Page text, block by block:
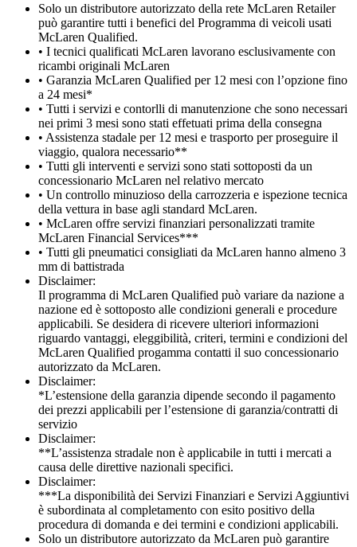
Solo un distributore autorizzato della rete McLaren Retailer
può garantire tutti i benefici del Programma di veicoli usati
McLaren Qualified.
• I tecnici qualificati McLaren lavorano esclusivamente con
ricambi originali McLaren
• Garanzia McLaren Qualified per 12 mesi con l’opzione fino
a 24 mesi*
• Tutti i servizi e contorlli di manutenzione che sono necessari
nei primi 3 mesi sono stati effetuati prima della consegna
• Assistenza stadale per 12 mesi e trasporto per proseguire il
viaggio, qualora necessario**
• Tutti gli interventi e servizi sono stati sottoposti da un
concessionario McLaren nel relativo mercato
• Un controllo minuzioso della carrozzeria e ispezione tecnica
della vettura in base agli standard McLaren.
• McLaren offre servizi finanziari personalizzati tramite
McLaren Financial Services***
• Tutti gli pneumatici consigliati da McLaren hanno almeno 3
mm di battistrada
Disclaimer:
Il programma di McLaren Qualified può variare da nazione a
nazione ed è sottoposto alle condizioni generali e procedure
applicabili. Se desidera di ricevere ulteriori informazioni
riguardo vantaggi, eleggibilità, criteri, termini e condizioni del
McLaren Qualified progamma contatti il suo concessionario
autorizzato da McLaren.
Disclaimer:
*L’estensione della garanzia dipende secondo il pagamento
dei prezzi applicabili per l’estensione di garanzia/contratti di
servizio
Disclaimer:
**L’assistenza stradale non è applicabile in tutti i mercati a
causa delle direttive nazionali specifici.
Disclaimer:
***La disponibilità dei Servizi Finanziari e Servizi Aggiuntivi
è subordinata al completamento con esito positivo della
procedura di domanda e dei termini e condizioni applicabili.
Solo un distributore autorizzato da McLaren può garantire